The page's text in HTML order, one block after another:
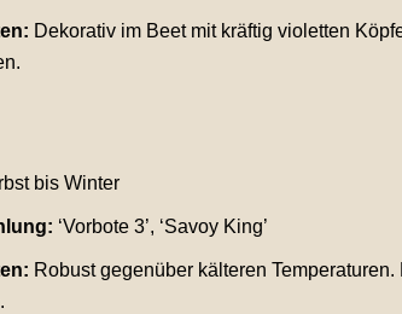
Dekorativ im Beet mit kräftig violetten
bis Winter
‘Vorbote 3’, ‘Savoy King’
Robust gegenüber kälteren